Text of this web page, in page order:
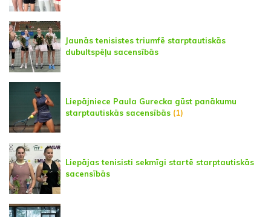
Jaunās tenisistes triumfē starptautiskās
dubultspēļu sacensībās
Liepājniece Paula Gurecka gūst panākumu
starptautiskās sacensībās (1)
Liepājas tenisisti sekmīgi startē starptautiskās
sacensībās